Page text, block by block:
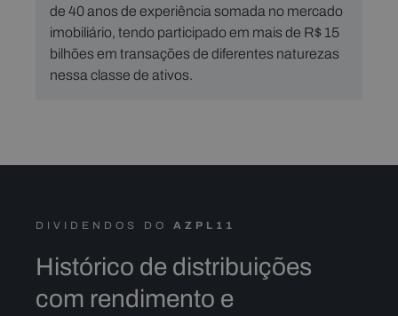
de 40 anos de experiência somada no mercado
imobiliário, tendo participado em mais de R$ 15
bilhões em transações de diferentes naturezas
nessa classe de ativos.
DIVIDENDOS DO AZPL11
Histórico de distribuições
com rendimento e